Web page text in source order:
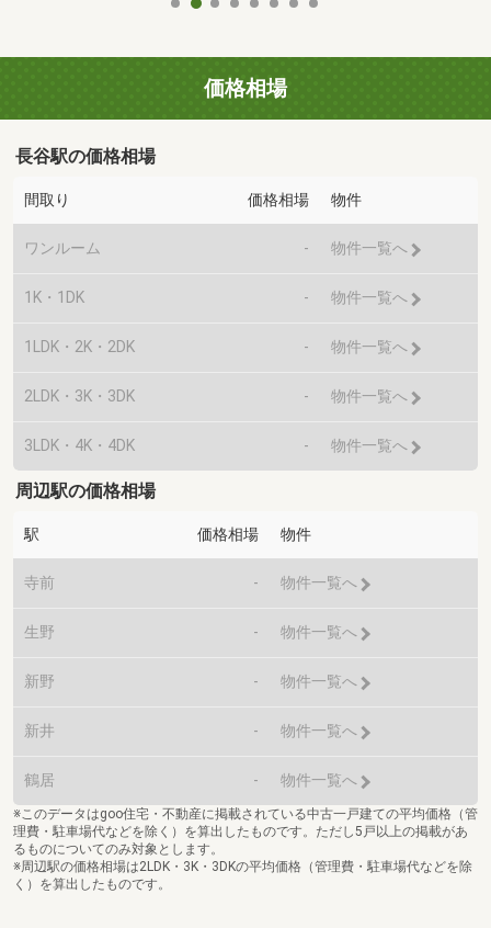
価格相場
長谷駅の価格相場
間取り 価格相場 物件
ワンルーム - 物件一覧へ
1K・1DK - 物件一覧へ
1LDK・2K・2DK - 物件一覧へ
2LDK・3K・3DK - 物件一覧へ
3LDK・4K・4DK - 物件一覧へ
周辺駅の価格相場
駅 価格相場 物件
寺前 - 物件一覧へ
生野 - 物件一覧へ
新野 - 物件一覧へ
新井 - 物件一覧へ
鶴居 - 物件一覧へ
※このデータはgoo住宅・不動産に掲載されている中古一戸建ての平均価格（管
理費・駐車場代などを除く）を算出したものです。ただし5戸以上の掲載があ
るものについてのみ対象とします。
※周辺駅の価格相場は2LDK・3K・3DKの平均価格（管理費・駐車場代などを除
く）を算出したものです。